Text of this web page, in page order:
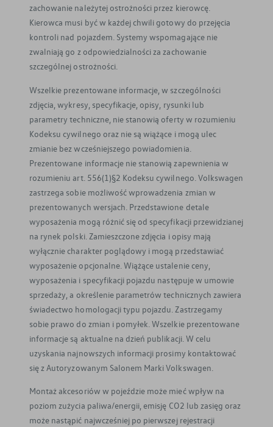
zachowanie należytej ostrożności przez kierowcę.
Kierowca musi być w każdej chwili gotowy do przejęcia
kontroli nad pojazdem. Systemy wspomagające nie
zwalniają go z odpowiedzialności za zachowanie
szczególnej ostrożności.
Wszelkie prezentowane informacje, w szczególności
zdjęcia, wykresy, specyfikacje, opisy, rysunki lub
parametry techniczne, nie stanowią oferty w rozumieniu
Kodeksu cywilnego oraz nie są wiążące i mogą ulec
zmianie bez wcześniejszego powiadomienia.
Prezentowane informacje nie stanowią zapewnienia w
rozumieniu art. 556(1)§2 Kodeksu cywilnego. Volkswagen
zastrzega sobie możliwość wprowadzenia zmian w
prezentowanych wersjach. Przedstawione detale
wyposażenia mogą różnić się od specyfikacji przewidzianej
na rynek polski. Zamieszczone zdjęcia i opisy mają
wyłącznie charakter poglądowy i mogą przedstawiać
wyposażenie opcjonalne. Wiążące ustalenie ceny,
wyposażenia i specyfikacji pojazdu następuje w umowie
sprzedaży, a określenie parametrów technicznych zawiera
świadectwo homologacji typu pojazdu. Zastrzegamy
sobie prawo do zmian i pomyłek. Wszelkie prezentowane
informacje są aktualne na dzień publikacji. W celu
uzyskania najnowszych informacji prosimy kontaktować
się z Autoryzowanym Salonem Marki Volkswagen.
Montaż akcesoriów w pojeździe może mieć wpływ na
poziom zużycia paliwa/energii, emisję CO2 lub zasięg oraz
może nastąpić najwcześniej po pierwszej rejestracji